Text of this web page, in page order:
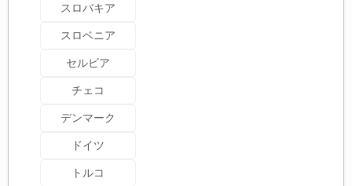
スロバキア
スロベニア
セルビア
チェコ
デンマーク
ドイツ
トルコ